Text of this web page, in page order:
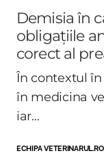
Demisia în
obligațiile
corect al
În contextul
în medicina
iar...
ECHIPA VETERINARUL.RO